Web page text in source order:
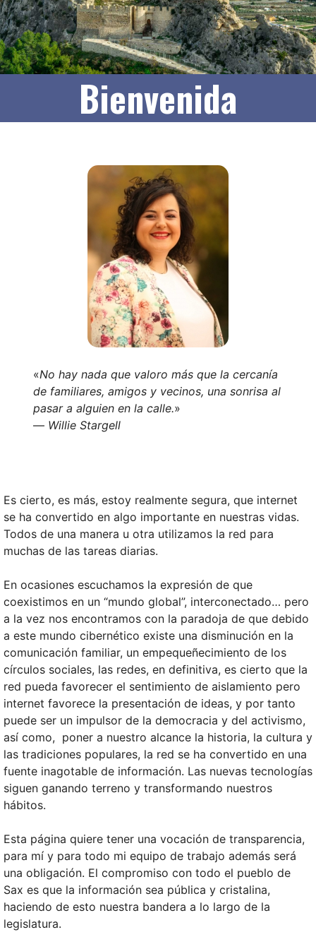
Bienvenida
«No hay nada que valoro más que la cercanía
de familiares, amigos y vecinos, una sonrisa al
pasar a alguien en la calle.»
— Willie Stargell
Es cierto, es más, estoy realmente segura, que internet
se ha convertido en algo importante en nuestras vidas.
Todos de una manera u otra utilizamos la red para
muchas de las tareas diarias.
En ocasiones escuchamos la expresión de que
coexistimos en un “mundo global”, interconectado… pero
a la vez nos encontramos con la paradoja de que debido
a este mundo cibernético existe una disminución en la
comunicación familiar, un empequeñecimiento de los
círculos sociales, las redes, en definitiva, es cierto que la
red pueda favorecer el sentimiento de aislamiento pero
internet favorece la presentación de ideas, y por tanto
puede ser un impulsor de la democracia y del activismo,
así como, poner a nuestro alcance la historia, la cultura y
las tradiciones populares, la red se ha convertido en una
fuente inagotable de información. Las nuevas tecnologías
siguen ganando terreno y transformando nuestros
hábitos.
Esta página quiere tener una vocación de transparencia,
para mí y para todo mi equipo de trabajo además será
una obligación. El compromiso con todo el pueblo de
Sax es que la información sea pública y cristalina,
haciendo de esto nuestra bandera a lo largo de la
legislatura.